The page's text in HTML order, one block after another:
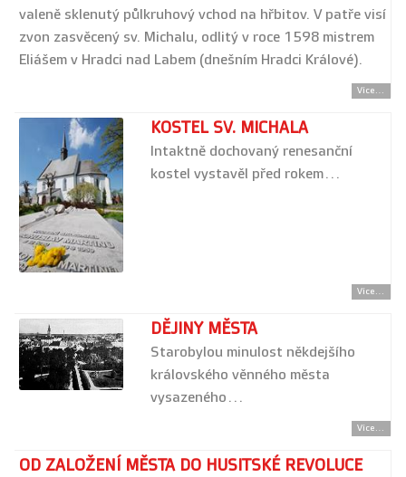
valeně sklenutý půlkruhový vchod na hřbitov. V patře visí
zvon zasvěcený sv. Michalu, odlitý v roce 1598 mistrem
Eliášem v Hradci nad Labem (dnešním Hradci Králové).
Více...
KOSTEL SV. MICHALA
Intaktně dochovaný renesanční
kostel vystavěl před rokem…
Více...
DĚJINY MĚSTA
Starobylou minulost někdejšího
královského věnného města
vysazeného…
Více...
OD ZALOŽENÍ MĚSTA DO HUSITSKÉ REVOLUCE